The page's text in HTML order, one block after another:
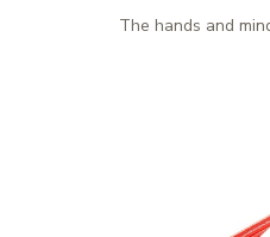
The hands and